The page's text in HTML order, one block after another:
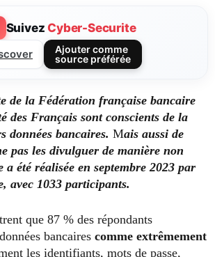
SuivezCyber-Securite
Ajouter comme
source préférée
de la Fédération française bancaire
des Français sont conscients de la
données bancaires. Mais aussi de
pas les divulguer de manière non
a été réalisée en septembre 2023 par
avec 1033 participants.
que 87 % des répondants
bancaires comme extrêmement
les identifiants, mots de passe,